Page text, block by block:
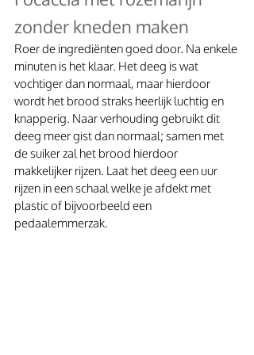
zonder kneden maken
Roer de ingrediënten goed door. Na enkele
minuten is het klaar. Het deeg is wat
vochtiger dan normaal, maar hierdoor
wordt het brood straks heerlijk luchtig en
knapperig. Naar verhouding gebruikt dit
deeg meer gist dan normaal; samen met
de suiker zal het brood hierdoor
makkelijker rijzen. Laat het deeg een uur
rijzen in een schaal welke je afdekt met
plastic of bijvoorbeeld een
pedaalemmerzak.